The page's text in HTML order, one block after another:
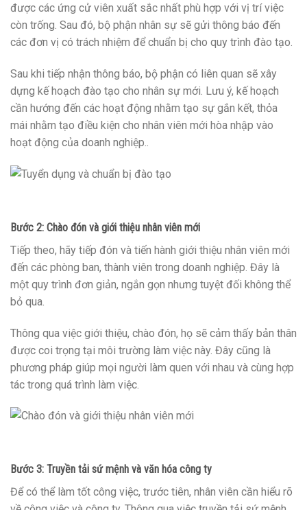
được các ứng cử viên xuất sắc nhất phù hợp với vị trí việc
còn trống. Sau đó, bộ phận nhân sự sẽ gửi thông báo đến
các đơn vị có trách nhiệm để chuẩn bị cho quy trình đào tạo.
Sau khi tiếp nhận thông báo, bộ phận có liên quan sẽ xây
dựng kế hoạch đào tạo cho nhân sự mới. Lưu ý, kế hoạch
cần hướng đến các hoạt động nhằm tạo sự gắn kết, thỏa
mái nhằm tạo điều kiện cho nhân viên mới hòa nhập vào
hoạt động của doanh nghiệp..
Bước 2: Chào đón và giới thiệu nhân viên mới
Tiếp theo, hãy tiếp đón và tiến hành giới thiệu nhân viên mới
đến các phòng ban, thành viên trong doanh nghiệp. Đây là
một quy trình đơn giản, ngắn gọn nhưng tuyệt đối không thể
bỏ qua.
Thông qua việc giới thiệu, chào đón, họ sẽ cảm thấy bản thân
được coi trọng tại môi trường làm việc này. Đây cũng là
phương pháp giúp mọi người làm quen với nhau và cùng hợp
tác trong quá trình làm việc.
Bước 3: Truyền tải sứ mệnh và văn hóa công ty
Để có thể làm tốt công việc, trước tiên, nhân viên cần hiểu rõ